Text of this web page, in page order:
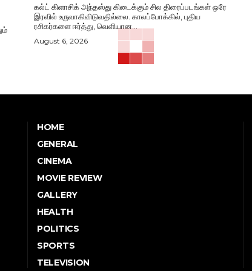
கல்ட் கிளாசிக் அந்தஸ்து கிடைக்கும் சில திரைப்படங்கள் ஒரே
இரவில் உருவாகிவிடுவதில்லை. காலப்போக்கில், புதிய
ரசிகர்களை ஈர்த்து, வெளியான...
August 6, 2026
HOME
GENERAL
CINEMA
MOVIE REVIEW
GALLERY
HEALTH
POLITICS
SPORTS
TELEVISION